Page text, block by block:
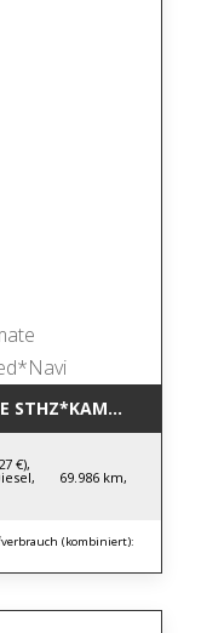
€),
69.986 km,
(kombiniert):